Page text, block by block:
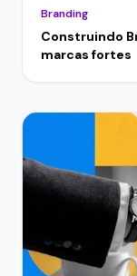
Branding
Construindo
marcas fortes